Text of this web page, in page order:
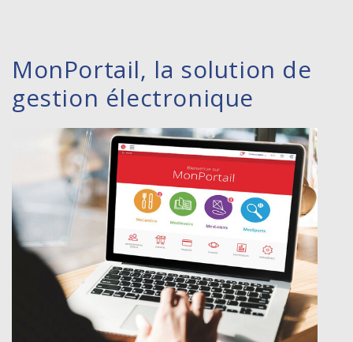
MonPortail, la solution de
gestion électronique